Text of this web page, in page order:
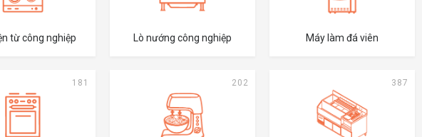
từ công nghiệp Lò nướng công nghiệp Máy làm đá viên
181 202 387